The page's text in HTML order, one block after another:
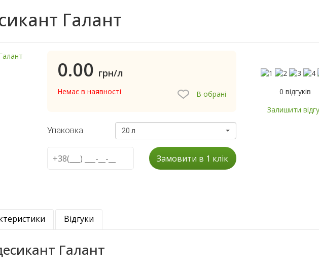
Галант
0.00 грн/л
Немає в наявності В обрані
Упаковка 20 л
0 відгуків
Залишити
Замовити в 1 клік
Відгуки
Галант